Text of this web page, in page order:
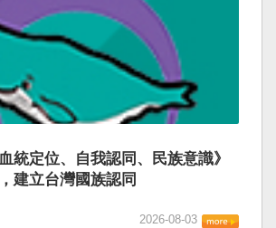
統定位、自我認同、民族意識》
建立台灣國族認同
2026-08-03